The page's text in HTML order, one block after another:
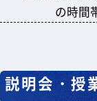
の時間
説明会・授